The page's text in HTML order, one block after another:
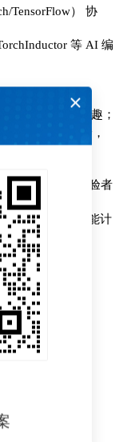
TensorFlow） 协
等 AI 编
优化有浓厚兴趣；
译优化开发经验，
） 经验者
动并行化等高性能计
；